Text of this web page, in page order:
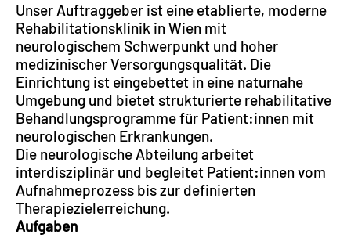
Unser Auftraggeber ist eine etablierte, moderne
Rehabilitationsklinik in Wien mit
neurologischem Schwerpunkt und hoher
medizinischer Versorgungsqualität. Die
Einrichtung ist eingebettet in eine naturnahe
Umgebung und bietet strukturierte rehabilitative
Behandlungsprogramme für Patient:innen mit
neurologischen Erkrankungen.
Die neurologische Abteilung arbeitet
interdisziplinär und begleitet Patient:innen vom
Aufnahmeprozess bis zur definierten
Therapiezielerreichung.
Aufgaben